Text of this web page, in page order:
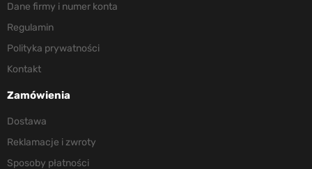
Dane firmy i numer konta
Regulamin
Polityka prywatności
Kontakt
Zamówienia
Dostawa
Reklamacje i zwroty
Sposoby płatności